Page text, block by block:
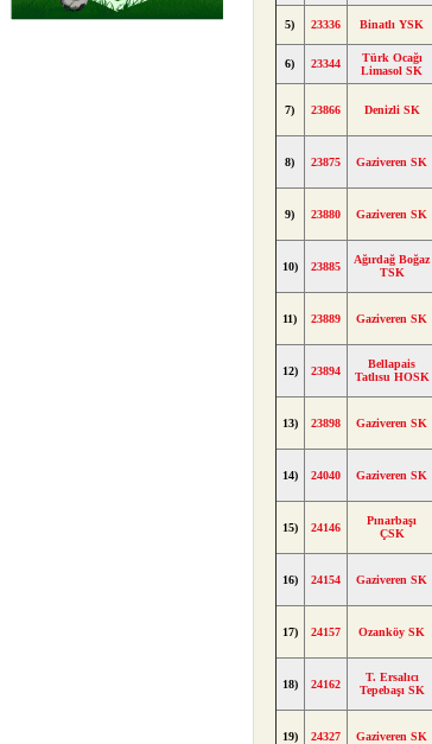
5) 23336 Binatlı YSK
6) 23344
Türk Ocağı
Limasol SK
7) 23866 Denizli SK
8) 23875 Gaziveren SK
9) 23880 Gaziveren SK
10) 23885
Ağırdağ Boğaz
TSK
11) 23889 Gaziveren SK
12) 23894
Bellapais
Tatlısu HOSK
13) 23898 Gaziveren SK
14) 24040 Gaziveren SK
15) 24146
Pınarbaşı
ÇSK
16) 24154 Gaziveren SK
17) 24157 Ozanköy SK
18) 24162
T. Ersalıcı
Tepebaşı SK
19) 24327 Gaziveren SK